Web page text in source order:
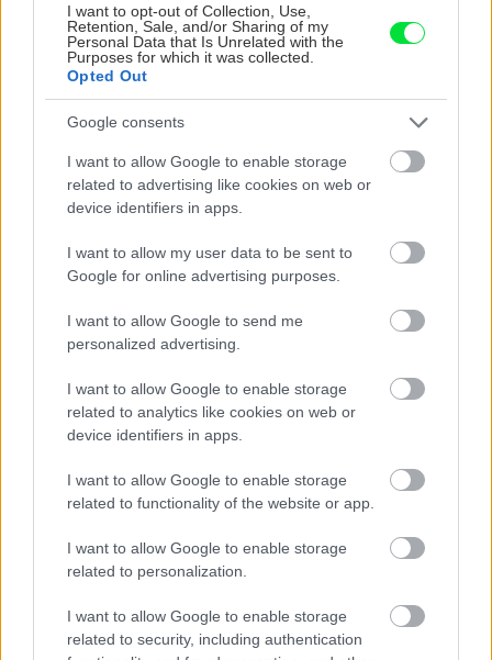
I want to opt-out of Collection, Use,
Retention, Sale, and/or Sharing of my
Personal Data that Is Unrelated with the
Purposes for which it was collected.
Opted Out
Google consents
I want to allow Google to enable storage
related to advertising like cookies on web or
device identifiers in apps.
I want to allow my user data to be sent to
Google for online advertising purposes.
I want to allow Google to send me
personalized advertising.
I want to allow Google to enable storage
related to analytics like cookies on web or
device identifiers in apps.
I want to allow Google to enable storage
related to functionality of the website or app.
I want to allow Google to enable storage
related to personalization.
I want to allow Google to enable storage
related to security, including authentication
Zdroj: Lukáš Urblík
Na detailnejšie časti použijem priamu brúsku s
3 mm frézkou.